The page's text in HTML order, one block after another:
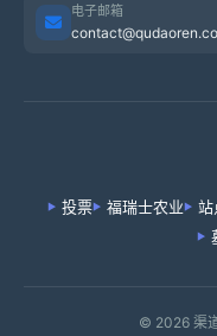
电子邮箱
投票 福瑞士农业 站
© 2026 渠